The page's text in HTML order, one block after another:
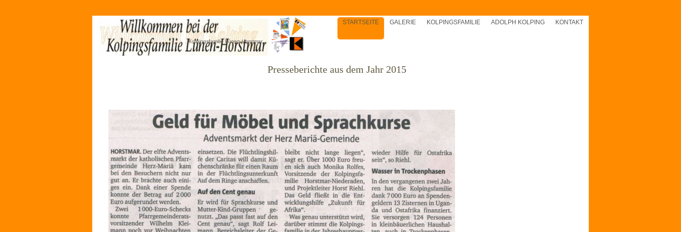
STARTSEITE GALERIE KOLPINGSFAMILIE ADOLPH KOLPING KONTAKT
Kolpingsfamilie Lünen-Horstmar
Presseberichte aus dem Jahr 2015